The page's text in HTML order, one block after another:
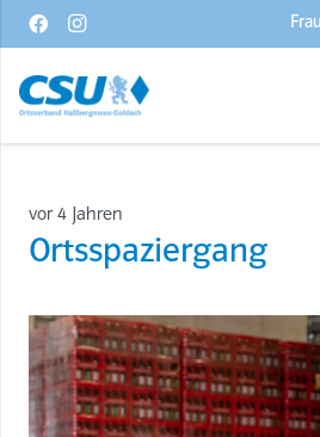
vor 4 Jahren
Ortsspaziergang